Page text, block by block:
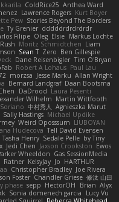
ColdRice25 Anthea Ward
Lawrence Rogers Kurt Boyer
Pew Stories Beyond The Borders
Ty Grenier dddddrdrdrdrdr
Filipe Oleg Elsie Markus Löchte
Moritz Schmidtchen Liam
Sean T Zero Ben Gillespie
Dane Reisenbigler Tim O'Bryan
Robert A Lohaus Paul Lau
morzsa Jesse Marku Allan Wright
Bernard Landgraf Daan Bootsma
DaDrood Laura Pesenti
Wilhelm Martin Wittfooth
中村秀人
Agnieszka Marut
Sally Hastings Michael Updike
Weird Oposssum LIUBOYAN
Hudecova Tell David Evensen
Tasha Henry Sedale Pelle by Tiny
Jedi Chen Jaxson Crookston Ewos
Wheeldon Gas SessionMedia
Ratner KelsyJay Jo HARTHUR
Christopher Bradley Joe Rivera
Foster Chandler Griese 修汰 山田
phase sepp HectorOH Brian Alyx
Sonia domenech garcia
Lucy Vu